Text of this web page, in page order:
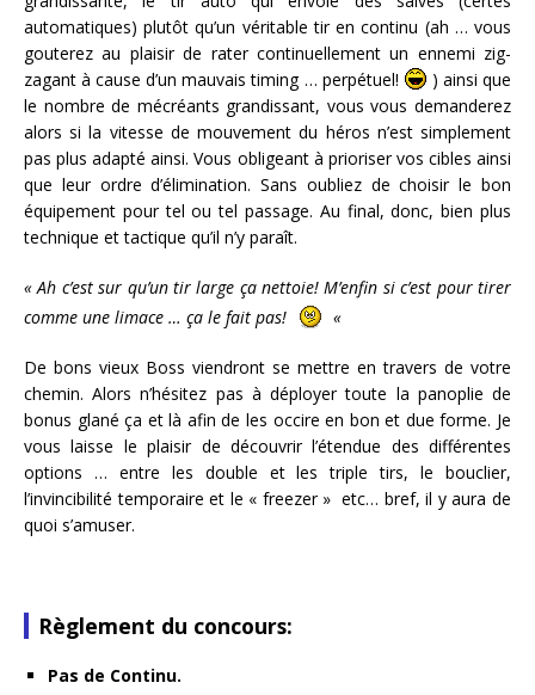
automatiques) plutôt qu’un véritable tir en continu (ah … vous
gouterez au plaisir de rater continuellement un ennemi zig-
zagant à cause d’un mauvais timing … perpétuel!
) ainsi que
le nombre de mécréants grandissant, vous vous demanderez
alors si la vitesse de mouvement du héros n’est simplement
pas plus adapté ainsi. Vous obligeant à prioriser vos cibles ainsi
que leur ordre d’élimination. Sans oubliez de choisir le bon
équipement pour tel ou tel passage. Au final, donc, bien plus
technique et tactique qu’il n’y paraît.
« Ah c’est sur qu’un tir large ça nettoie! M’enfin si c’est pour tirer
comme une limace … ça le fait pas!
«
De bons vieux Boss viendront se mettre en travers de votre
chemin. Alors n’hésitez pas à déployer toute la panoplie de
bonus glané ça et là afin de les occire en bon et due forme. Je
vous laisse le plaisir de découvrir l’étendue des différentes
options … entre les double et les triple tirs, le bouclier,
l’invincibilité temporaire et le « freezer » etc… bref, il y aura de
quoi s’amuser.
Règlement du concours:
Pas de Continu.